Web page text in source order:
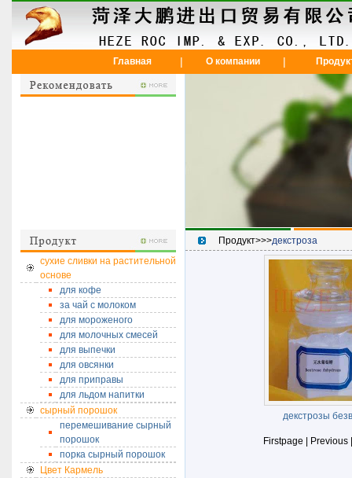
Главная | О компании |
сухие сливки на растительной
основе
для кофе
за чай с молоком
для мороженого
для молочных смесей
для выпечки
для овсянки
для приправы
для льдом напитки
сырный порошок
перемешивание сырный
порошок
порка сырный порошок
Цвет Кармель
Продукт>>>декстроза
декстрозы
Firstpage |